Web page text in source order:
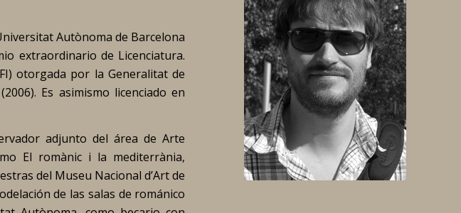
Autònoma de Barcelona
extraordinario de Licenciatura.
otorgada por la Generalitat de
Es asimismo licenciado en
adjunto del área de Arte
El romànic i la mediterrània,
del Museu Nacional d’Art de
de las salas de románico